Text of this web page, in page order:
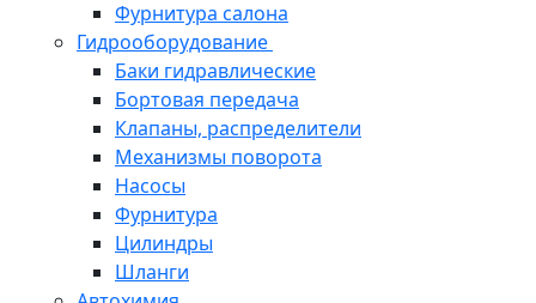
Фурнитура салона
Гидрооборудование
Баки гидравлические
Бортовая передача
Клапаны, распределители
Механизмы поворота
Насосы
Фурнитура
Цилиндры
Шланги